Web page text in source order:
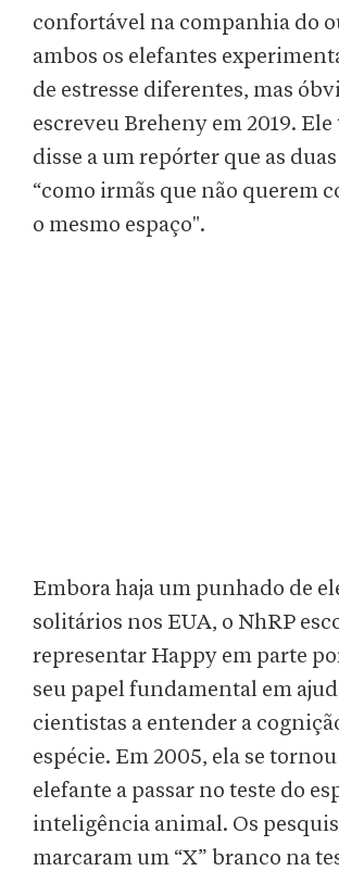
confortável na companhia do
ambos os elefantes
de estresse diferentes, mas
escreveu Breheny em 2019.
disse a um repórter que as
“como irmãs que não querem
o mesmo espaço".
Embora haja um punhado de
solitários nos EUA, o NhRP
representar Happy em parte
seu papel fundamental em
cientistas a entender a
espécie. Em 2005, ela se
elefante a passar no teste do
inteligência animal. Os
marcaram um “X” branco na